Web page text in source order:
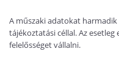
A műszaki adatokat
tájékoztatási céllal. Az
felelősséget vállalni.